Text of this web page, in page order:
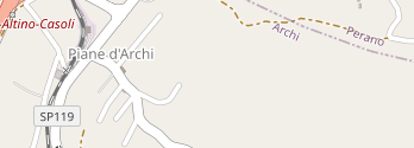
PALMIRA VITELLI